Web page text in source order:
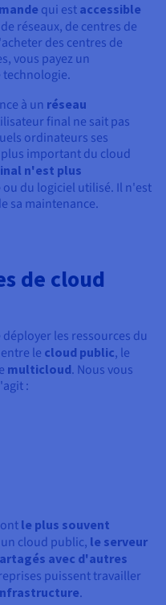
qui est accessible
réseaux, de centres de
des centres de
vous payez un
technologie.
à un réseau
final ne sait pas
ordinateurs ses
important du cloud
n'est plus
ou du logiciel utilisé. Il n'est
sa maintenance.
de cloud
les ressources du
le cloud public, le
multicloud. Nous vous
:
le plus souvent
cloud public, le serveur
avec d'autres
puissent travailler
.